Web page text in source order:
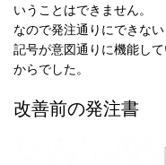
いうことはできません。
なので発注通りにできな
記号が意図通りに機能し
からでした。
改善前の発注書